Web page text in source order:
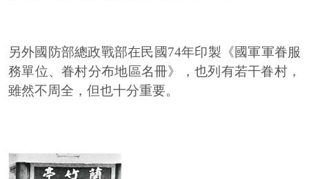
另外國防部總政戰部在民國74年印製《國軍軍眷服
務單位、眷村分布地區名冊》，也列有若干眷村，
雖然不周全，但也十分重要。